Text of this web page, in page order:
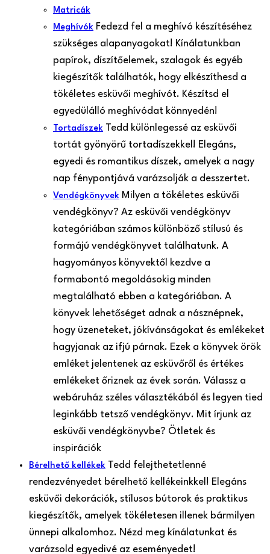
Matricák
Meghívók Fedezd fel a meghívó készítéséhez
szükséges alapanyagokat! Kínálatunkban
papírok, díszítőelemek, szalagok és egyéb
kiegészítők találhatók, hogy elkészíthesd a
tökéletes esküvői meghívót. Készítsd el
egyedülálló meghívódat könnyedén!
Tortadíszek Tedd különlegessé az esküvői
tortát gyönyörű tortadíszekkel! Elegáns,
egyedi és romantikus díszek, amelyek a nagy
nap fénypontjává varázsolják a desszertet.
Vendégkönyvek Milyen a tökéletes esküvői
vendégkönyv? Az esküvői vendégkönyv
kategóriában számos különböző stílusú és
formájú vendégkönyvet találhatunk. A
hagyományos könyvektől kezdve a
formabontó megoldásokig minden
megtalálható ebben a kategóriában. A
könyvek lehetőséget adnak a násznépnek,
hogy üzeneteket, jókívánságokat és emlékeket
hagyjanak az ifjú párnak. Ezek a könyvek örök
emléket jelentenek az esküvőről és értékes
emlékeket őriznek az évek során. Válassz a
webáruház széles választékából és legyen tied
leginkább tetsző vendégkönyv. Mit írjunk az
esküvői vendégkönyvbe? Ötletek és
inspirációk
Bérelhető kellékek Tedd felejthetetlenné
rendezvényedet bérelhető kellékeinkkel! Elegáns
esküvői dekorációk, stílusos bútorok és praktikus
kiegészítők, amelyek tökéletesen illenek bármilyen
ünnepi alkalomhoz. Nézd meg kínálatunkat és
varázsold egyedivé az eseményedet!